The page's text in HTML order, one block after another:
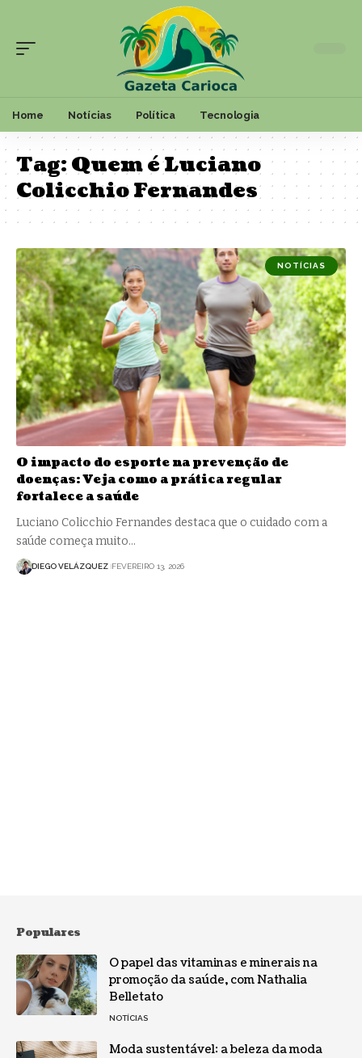
Home Notícias Política Tecnologia
Tag:Quem é Luciano
Colicchio Fernandes
NOTÍCIAS
O impacto do esporte na prevenção de
doenças: Veja como a prática regular
fortalece a saúde
Luciano Colicchio Fernandes destaca que o cuidado com a
saúde começa muito…
DIEGO VELÁZQUEZ FEVEREIRO 13, 2026
Populares
O papel das vitaminas e minerais na
promoção da saúde, com Nathalia
Belletato
NOTÍCIAS
Moda sustentável: a beleza da moda